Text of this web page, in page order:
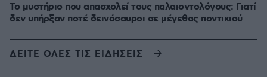
Το μυστήριο που απασχολεί τους παλαιοντολόγους: Γιατί
δεν υπήρξαν ποτέ δεινόσαυροι σε μέγεθος ποντικιού
ΔΕΙΤΕ ΟΛΕΣ ΤΙΣ ΕΙΔΗΣΕΙΣ